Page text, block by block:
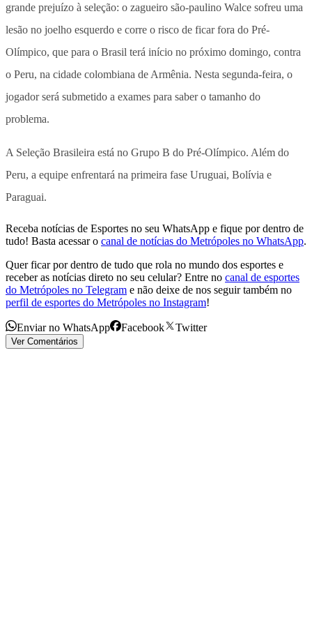
grande prejuízo à seleção: o zagueiro são-paulino Walce sofreu uma
lesão no joelho esquerdo e corre o risco de ficar fora do Pré-
Olímpico, que para o Brasil terá início no próximo domingo, contra
o Peru, na cidade colombiana de Armênia. Nesta segunda-feira, o
jogador será submetido a exames para saber o tamanho do
problema.
A Seleção Brasileira está no Grupo B do Pré-Olímpico. Além do
Peru, a equipe enfrentará na primeira fase Uruguai, Bolívia e
Paraguai.
Receba notícias de Esportes no seu WhatsApp e fique por dentro de
tudo! Basta acessar o canal de notícias do Metrópoles no WhatsApp.
Quer ficar por dentro de tudo que rola no mundo dos esportes e
receber as notícias direto no seu celular? Entre no canal de esportes
do Metrópoles no Telegram e não deixe de nos seguir também no
perfil de esportes do Metrópoles no Instagram!
Enviar no WhatsApp Facebook Twitter
Ver Comentários